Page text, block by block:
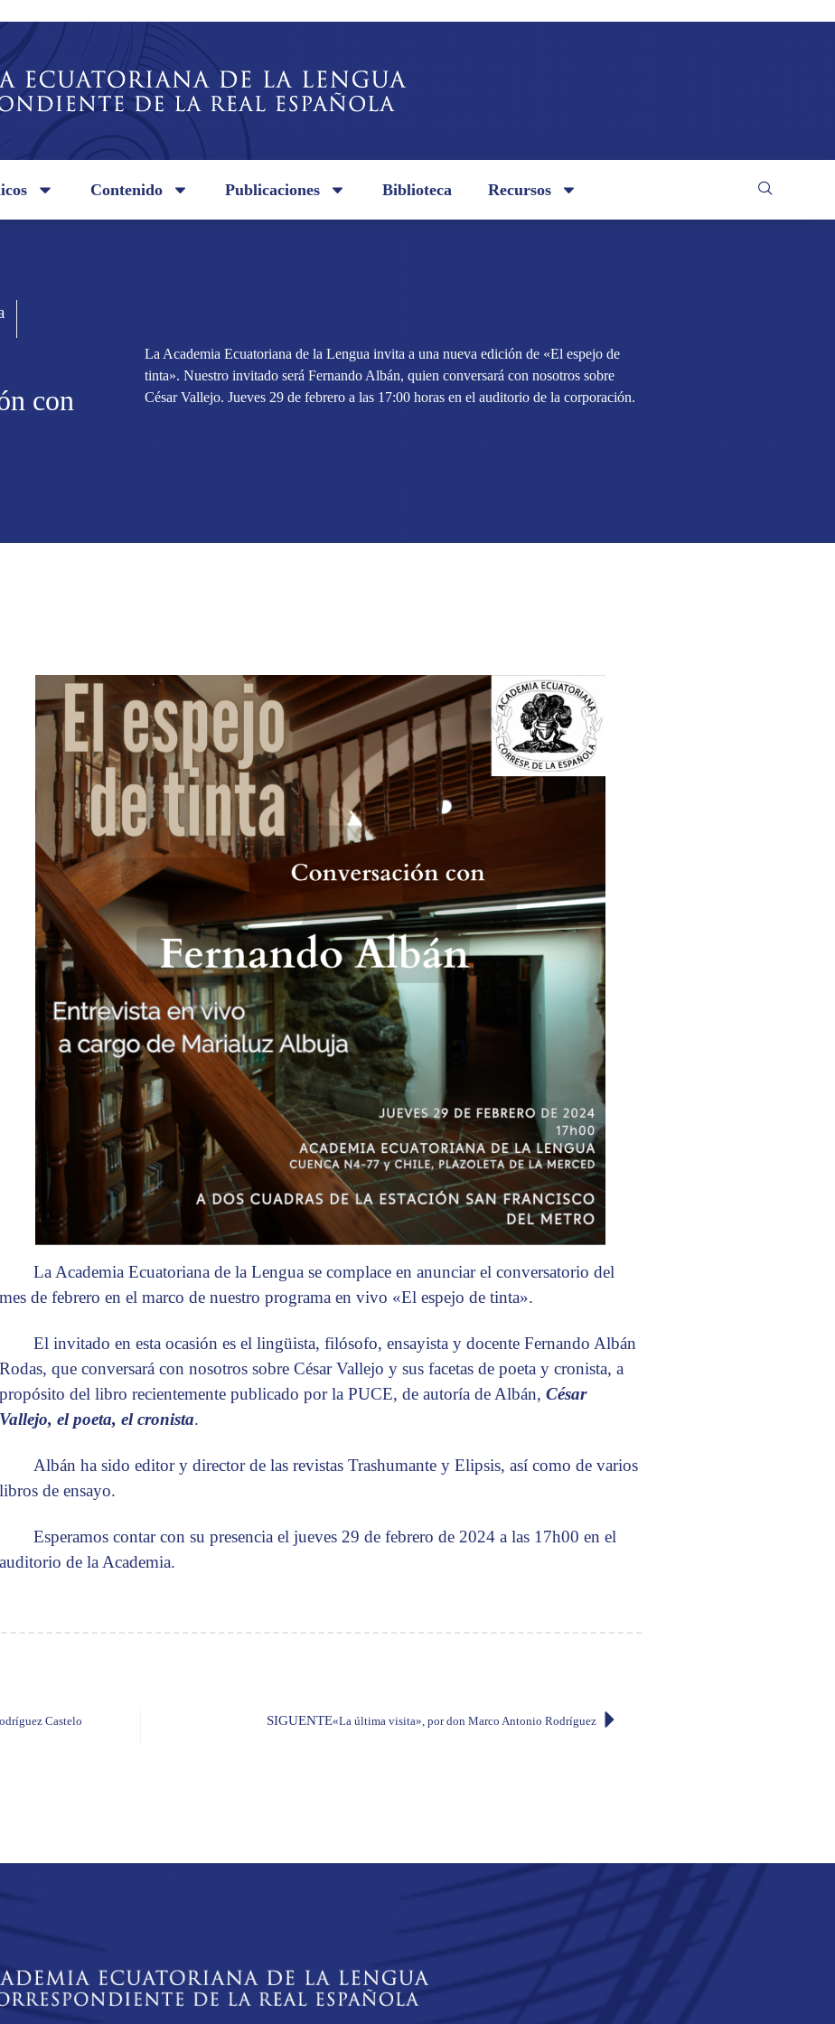
Contenido Publicaciones Biblioteca Recursos
con
La Academia Ecuatoriana de la Lengua invita a una nueva edición de «El espejo de
tinta». Nuestro invitado será Fernando Albán, quien conversará con nosotros sobre
César Vallejo. Jueves 29 de febrero a las 17:00 horas en el auditorio de la corporación.
La Academia Ecuatoriana de la Lengua se complace en anunciar el conversatorio del
mes de febrero en el marco de nuestro programa en vivo «El espejo de tinta».
El invitado en esta ocasión es el lingüista, filósofo, ensayista y docente Fernando Albán
Rodas, que conversará con nosotros sobre César Vallejo y sus facetas de poeta y cronista, a
propósito del libro recientemente publicado por la PUCE, de autoría de Albán, César
Vallejo, el poeta, el cronista.
Albán ha sido editor y director de las revistas Trashumante y Elipsis, así como de varios
libros de ensayo.
Esperamos contar con su presencia el jueves 29 de febrero de 2024 a las 17h00 en el
auditorio de la Academia.
Castelo SIGUENTE«La última visita», por don Marco Antonio Rodríguez